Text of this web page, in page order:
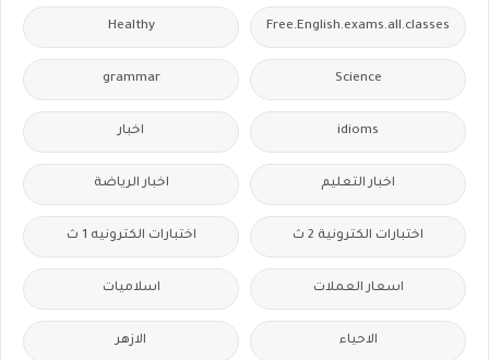
Free.English.exams.all.classes
Healthy
Science
grammar
idioms اخبار
اخبار التعليم اخبار الرياضة
اختبارات الكترونية 2 ث اختبارات الكترونيه 1 ث
اسعار العملات اسلاميات
الاحياء الازهر